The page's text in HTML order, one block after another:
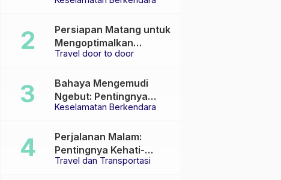
Travel door to door
Persiapan Matang untuk
Mengoptimalkan
Pengalaman Travel
Keselamatan Berkendara
Bahaya Mengemudi
Ngebut: Pentingnya
Keselamatan di Jalan
Travel dan Transportasi
Perjalanan Malam:
Pentingnya Kehati-
hatian dan Pemilihan